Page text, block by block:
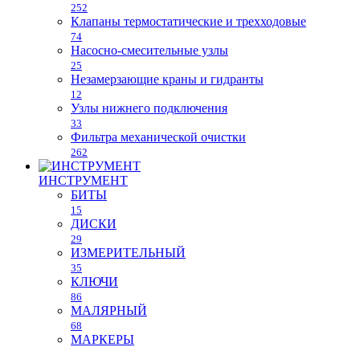
252
Клапаны термостатические и трехходовые
74
Насосно-смесительные узлы
25
Незамерзающие краны и гидранты
12
Узлы нижнего подключения
33
Фильтра механической очистки
262
ИНСТРУМЕНТ
БИТЫ
15
ДИСКИ
29
ИЗМЕРИТЕЛЬНЫЙ
35
КЛЮЧИ
86
МАЛЯРНЫЙ
68
МАРКЕРЫ